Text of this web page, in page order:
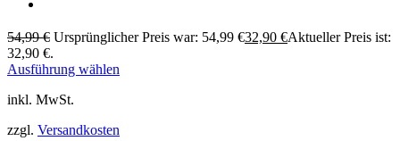
54,99€ Ursprünglicher Preis war: 54,99 €32,90 €Aktueller Preis ist:
32,90 €.
Ausführung wählen
inkl. MwSt.
zzgl. Versandkosten